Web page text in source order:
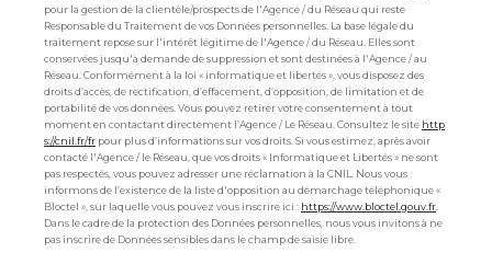
pour la gestion de la clientèle/prospects de l'Agence / du Réseau qui reste
Responsable du Traitement de vos Données personnelles. La base légale du
traitement repose sur l'intérêt légitime de l'Agence / du Réseau. Elles sont
conservées jusqu'à demande de suppression et sont destinées à l'Agence / au
Réseau. Conformément à la loi « informatique et libertés », vous disposez des
droits d’accès, de rectification, d’effacement, d’opposition, de limitation et de
portabilité de vos données. Vous pouvez retirer votre consentement à tout
moment en contactant directement l’Agence / Le Réseau. Consultez le site http
s://cnil.fr/fr pour plus d’informations sur vos droits. Si vous estimez, après avoir
contacté l'Agence / le Réseau, que vos droits « Informatique et Libertés » ne sont
pas respectés, vous pouvez adresser une réclamation à la CNIL. Nous vous
informons de l’existence de la liste d'opposition au démarchage téléphonique «
Bloctel », sur laquelle vous pouvez vous inscrire ici : https://www.bloctel.gouv.fr
Dans le cadre de la protection des Données personnelles, nous vous invitons à ne
pas inscrire de Données sensibles dans le champ de saisie libre.